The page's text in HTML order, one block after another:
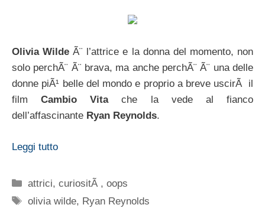
Olivia Wilde Ã¨ l’attrice e la donna del momento, non
solo perchÃ¨ Ã¨ brava, ma anche perchÃ¨ Ã¨ una delle
donne piÃ¹ belle del mondo e proprio a breve uscirÃ il
film Cambio Vitache la vede al fianco
dell’affascinante Ryan Reynolds.
Leggi tutto
Categorie
attrici,curiositÃ ,oops
Tag
olivia wilde, Ryan Reynolds